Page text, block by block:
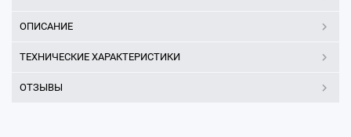
ОПИСАНИЕ
ТЕХНИЧЕСКИЕ ХАРАКТЕРИСТИКИ
ОТЗЫВЫ